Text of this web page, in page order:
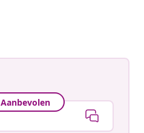
Aanbevolen